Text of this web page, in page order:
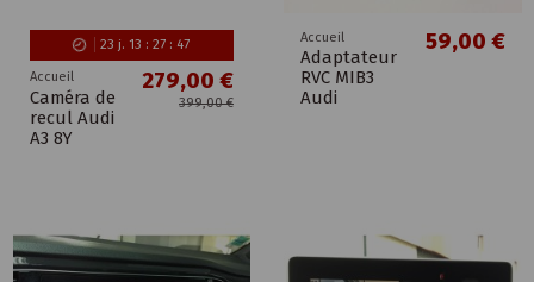
23 j. 13 : 27: 46
Accueil
Caméra de
recul Audi
A3 8Y
279,00 €
399,00 €
Accueil
Adaptateur
RVC MIB3
Audi
59,00 €